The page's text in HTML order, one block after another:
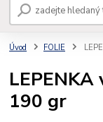
Úvod FOLIE
190 gr